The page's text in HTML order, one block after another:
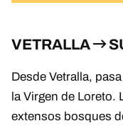
VETRALLA
Desde Vetralla,
la Virgen de Loreto.
extensos bosques